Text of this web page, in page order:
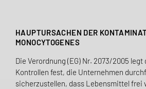
HAUPTURSACHEN DER
MONOCYTOGENES
Die Verordnung (EG) Nr. 2073/2005
Kontrollen fest, die Unternehmen
sicherzustellen, dass Lebensmittel frei